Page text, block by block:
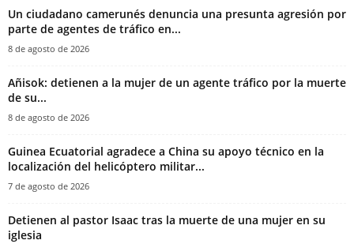
‎Un ciudadano camerunés denuncia una presunta agresión por
parte de agentes de tráfico en...
8 de agosto de 2026
Añisok: detienen a la mujer de un agente tráfico por la muerte
de su...
8 de agosto de 2026
Guinea Ecuatorial agradece a China su apoyo técnico en la
localización del helicóptero militar...
7 de agosto de 2026
‎Detienen al pastor Isaac tras la muerte de una mujer en su
iglesia‎